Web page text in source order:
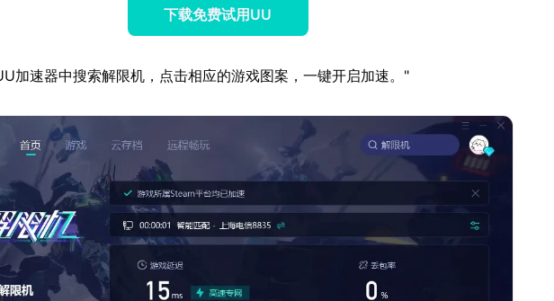
下载免费试用UU
加速器中搜索解限机，点击相应的游戏图案，一键开启加速。"